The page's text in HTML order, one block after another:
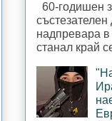
60-годишен
надпревара
станал край